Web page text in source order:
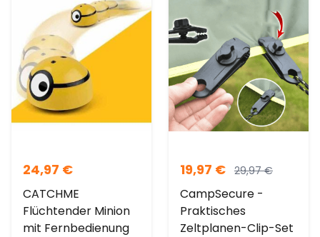
24,97 €
CATCHME
Flüchtender Minion
mit Fernbedienung
19,97 € 29,97€
CampSecure -
Praktisches
Zeltplanen-Clip-Set